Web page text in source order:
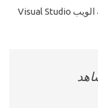
تحميل برنامج البرمجة فيجوال ستوديو لبرمجة الويب Visual Studio